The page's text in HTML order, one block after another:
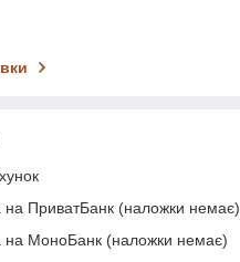
на ПриватБанк (наложки немає)
на МоноБанк (наложки немає)